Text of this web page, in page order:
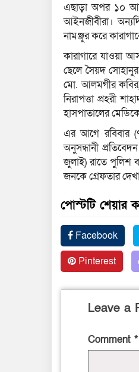
এছাড়া অপর ১০
আইনজীবীরা।
নামঞ্জুর করে
কারাগারে যাওয়া
ছেলে সৈয়দ
মো. আলমগীর কবির,
নিরাপত্তা প্রহরী
হাসপাতালের
এর আগে রবিবার (৭
অনুসন্ধানী
জুলাই) রাতে পুলিশ
জনকে গ্রেফতার
পোস্টটি শেয়ার
Facebook
Pinterest
Leave a
Comment *